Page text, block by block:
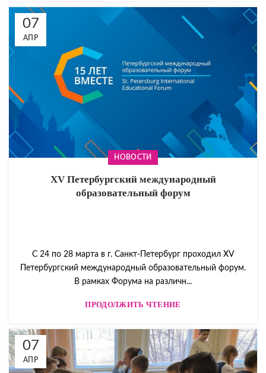
07
АПР
НОВОСТИ
XV Петербургский международный
образовательный форум
С 24 по 28 марта в г. Санкт-Петербург проходил XV
Петербургский международный образовательный форум.
В рамках Форума на различн...
ПРОДОЛЖИТЬ ЧТЕНИЕ
07
АПР